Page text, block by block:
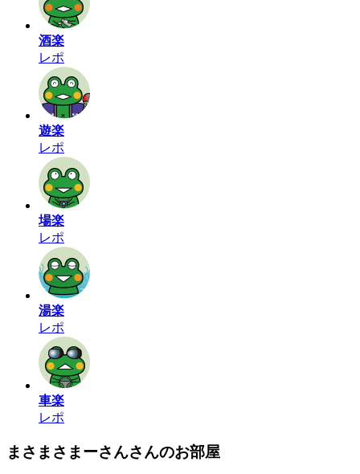
酒楽
レポ
遊楽
レポ
場楽
レポ
湯楽
レポ
車楽
レポ
まさまさまーさんさんのお部屋